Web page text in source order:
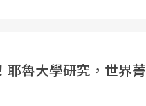
耶魯大學研究，世界菁